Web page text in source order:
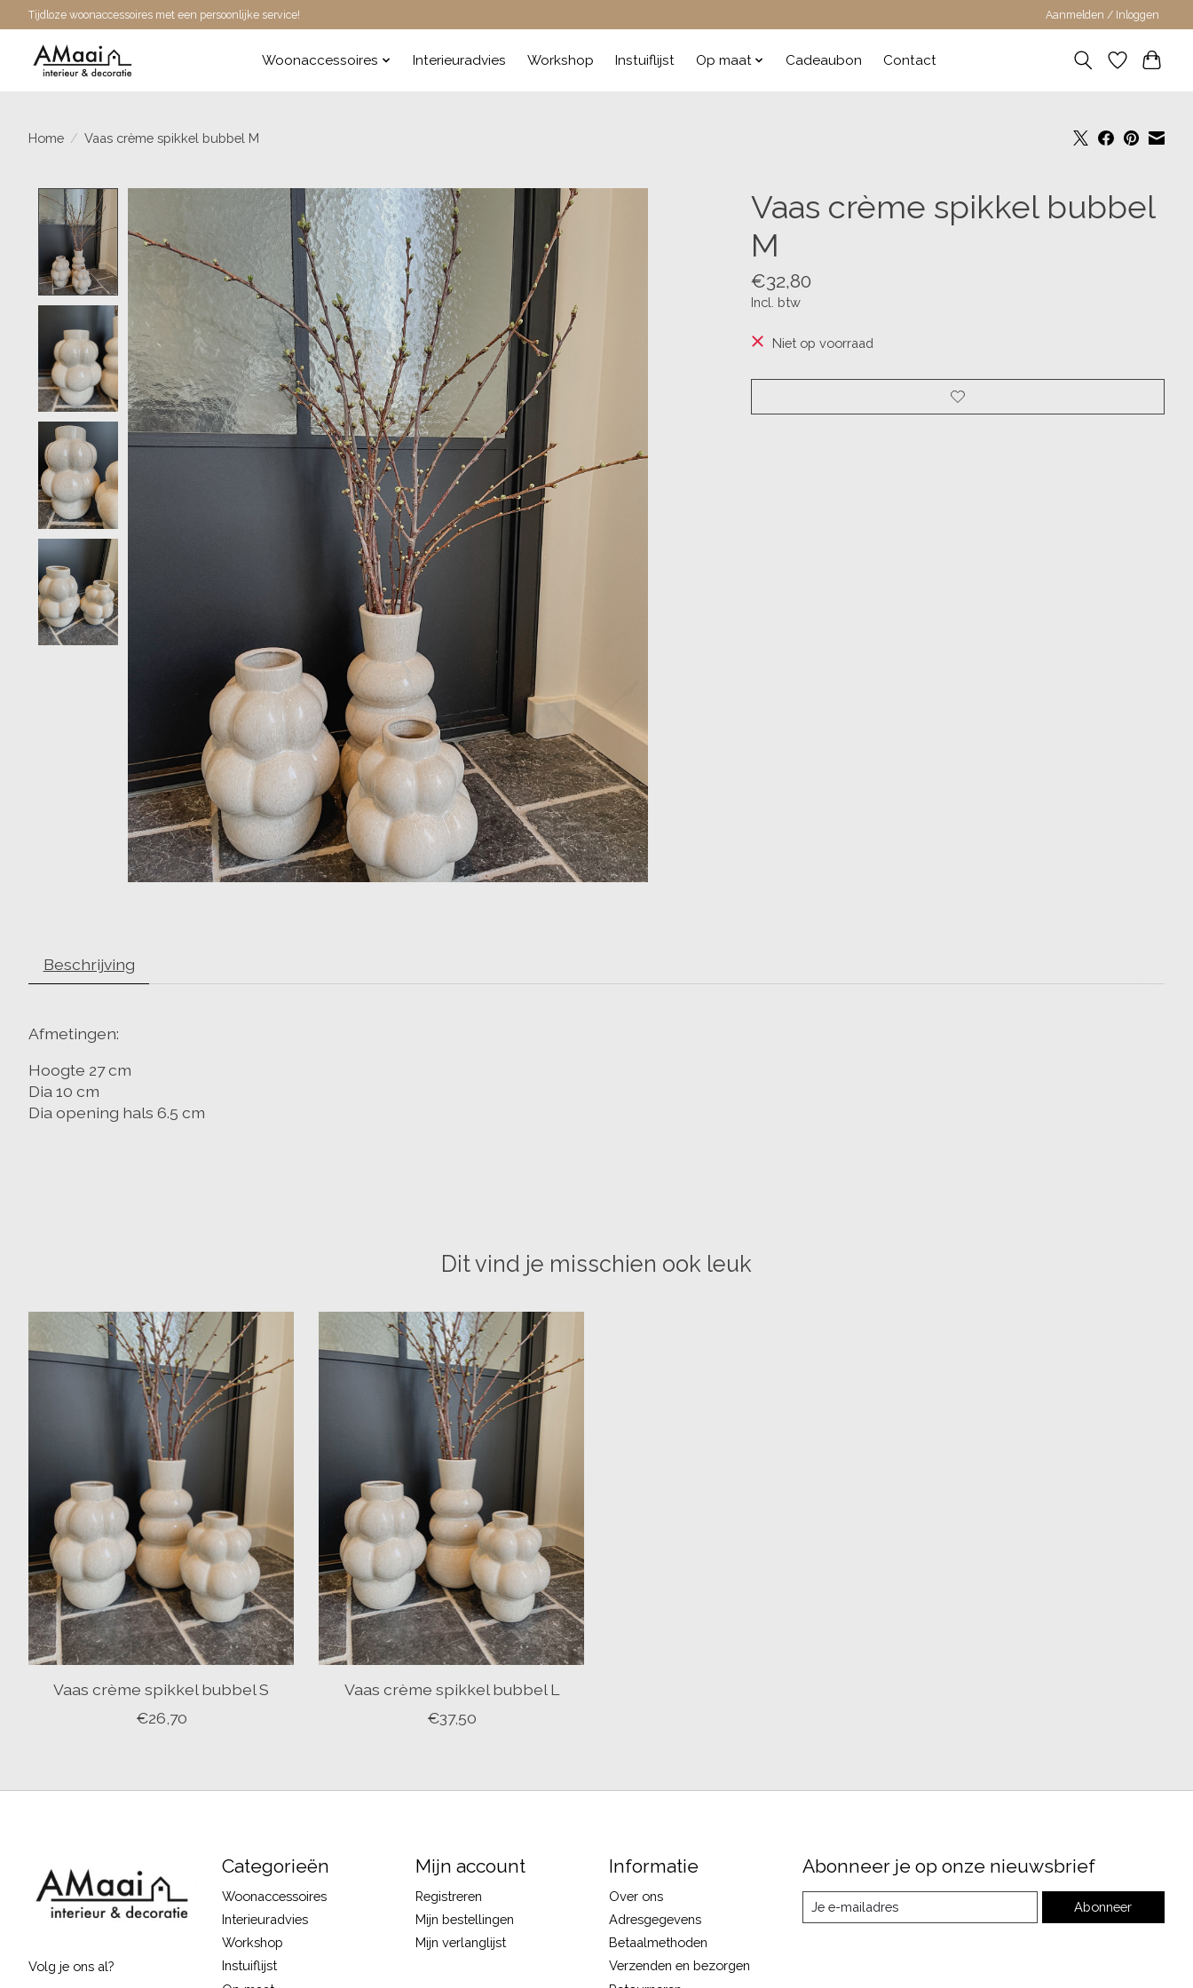
Tijdloze woonaccessoires met een persoonlijke service! Aanmelden / Inloggen
Woonaccessoires Interieuradvies Workshop Instuiflijst Op maat Cadeaubon Contact
Home / Vaas crème spikkel bubbel M
Product image slideshow Items
Vaas crème spikkel bubbel
M
€32,80
Incl. btw
Niet op voorraad
Beschrijving
Afmetingen:
Hoogte 27 cm
Dia 10 cm
Dia opening hals 6.5 cm
Dit vind je misschien ook leuk
Items van productcarrousel
Vaas crème spikkel bubbel S
€26,70
Vaas crème spikkel bubbel L
€37,50
Volg je ons al?
Categorieën
Woonaccessoires
Interieuradvies
Workshop
Instuiflijst
Mijn account
Registreren
Mijn bestellingen
Mijn verlanglijst
Informatie
Over ons
Adresgegevens
Betaalmethoden
Verzenden en bezorgen
Abonneer je op onze nieuwsbrief
Abonneer